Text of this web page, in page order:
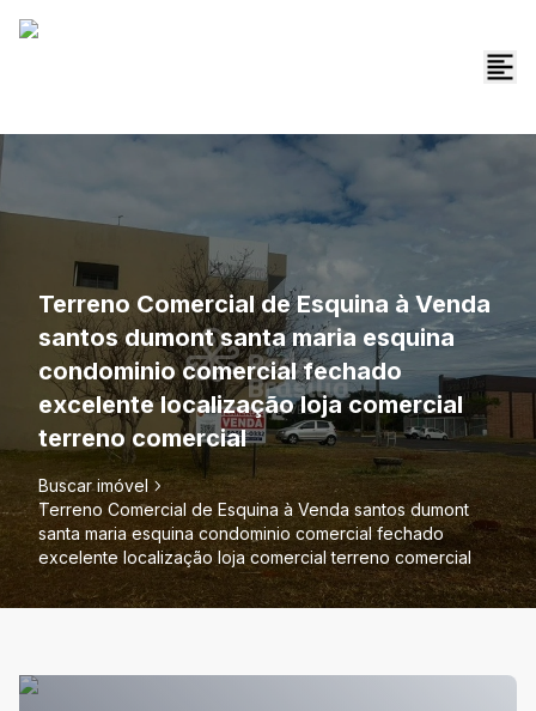
Terreno Comercial de Esquina à Venda
santos dumont santa maria esquina
condominio comercial fechado
excelente localização loja comercial
terreno comercial
Buscar imóvel
Terreno Comercial de Esquina à Venda santos dumont
santa maria esquina condominio comercial fechado
excelente localização loja comercial terreno comercial